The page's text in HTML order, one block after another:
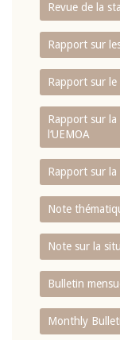
Revue de la
Rapport sur
Rapport sur le
Rapport sur
l‘UEMOA
Rapport sur
Note
Note sur la
Bulletin
Monthly